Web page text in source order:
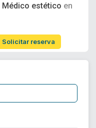
Médico estético en
Solicitar reserva